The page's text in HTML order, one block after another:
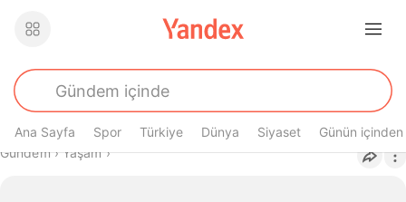
Ana Sayfa Spor Türkiye Dünya Siyaset Günün içinden
Buradasın
Gündem› Yaşam›